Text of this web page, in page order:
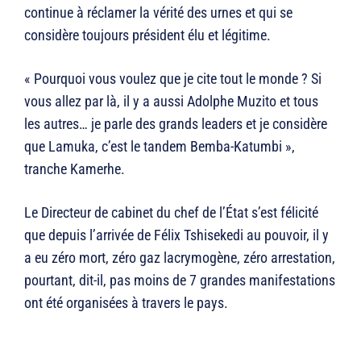
continue à réclamer la vérité des urnes et qui se
considère toujours président élu et légitime.
« Pourquoi vous voulez que je cite tout le monde ? Si
vous allez par là, il y a aussi Adolphe Muzito et tous
les autres… je parle des grands leaders et je considère
que Lamuka, c’est le tandem Bemba-Katumbi »,
tranche Kamerhe.
Le Directeur de cabinet du chef de l’État s’est félicité
que depuis l’arrivée de Félix Tshisekedi au pouvoir, il y
a eu zéro mort, zéro gaz lacrymogène, zéro arrestation,
pourtant, dit-il, pas moins de 7 grandes manifestations
ont été organisées à travers le pays.